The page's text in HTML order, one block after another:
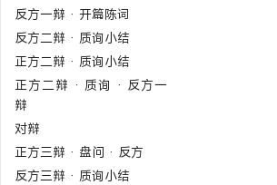
反方一辩 · 开篇陈词
反方二辩 · 质询小结
正方二辩 · 质询小结
正方二辩 · 质询 · 反方一
辩
对辩
正方三辩 · 盘问 · 反方
反方三辩 · 质询小结